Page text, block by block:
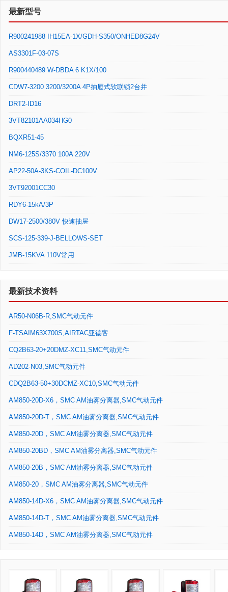
最新型号
R900241988 IH15EA-1X/GDH-S350/ONHED8G24V
AS3301F-03-07S
R900440489 W-DBDA 6 K1X/100
CDW7-3200 3200/3200A 4P抽屉式软联锁2台并
DRT2-ID16
3VT82101AA034HG0
BQXR51-45
NM6-125S/3370 100A 220V
AP22-50A-3KS-COIL-DC100V
3VT92001CC30
RDY6-15kA/3P
DW17-2500/380V 快速抽屉
SCS-125-339-J-BELLOWS-SET
JMB-15KVA 110V常用
最新技术资料
AR50-N06B-R,SMC气动元件
F-TSAIM63X700S,AIRTAC亚德客
CQ2B63-20+20DMZ-XC11,SMC气动元件
AD202-N03,SMC气动元件
CDQ2B63-50+30DCMZ-XC10,SMC气动元件
AM850-20D-X6，SMC AM油雾分离器,SMC气动元件
AM850-20D-T，SMC AM油雾分离器,SMC气动元件
AM850-20D，SMC AM油雾分离器,SMC气动元件
AM850-20BD，SMC AM油雾分离器,SMC气动元件
AM850-20B，SMC AM油雾分离器,SMC气动元件
AM850-20，SMC AM油雾分离器,SMC气动元件
AM850-14D-X6，SMC AM油雾分离器,SMC气动元件
AM850-14D-T，SMC AM油雾分离器,SMC气动元件
AM850-14D，SMC AM油雾分离器,SMC气动元件